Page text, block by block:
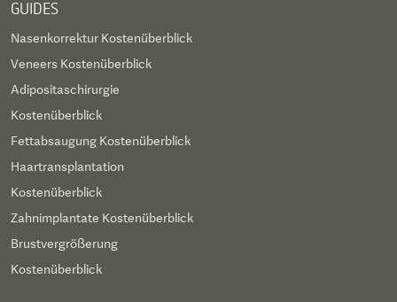
GUIDES
Nasenkorrektur Kostenüberblick
Veneers Kostenüberblick
Adipositaschirurgie
Kostenüberblick
Fettabsaugung Kostenüberblick
Haartransplantation
Kostenüberblick
Zahnimplantate Kostenüberblick
Brustvergrößerung
Kostenüberblick